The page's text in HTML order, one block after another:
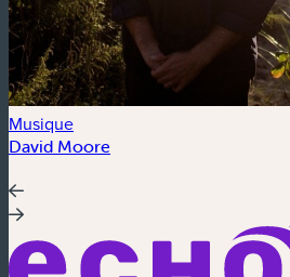
Musique
David Moore